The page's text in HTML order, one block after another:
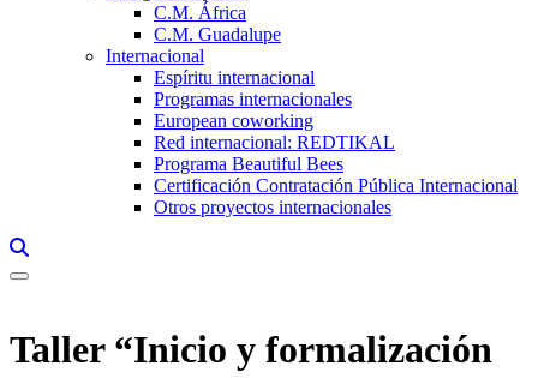
C.M. África
C.M. Guadalupe
Internacional
Espíritu internacional
Programas internacionales
European coworking
Red internacional: REDTIKAL
Programa Beautiful Bees
Certificación Contratación Pública Internacional
Otros proyectos internacionales
Taller “Inicio y formalización